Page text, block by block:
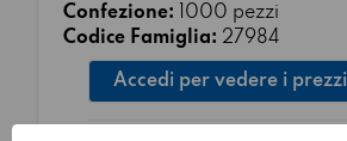
Confezione: 1000 pezzi
Codice Famiglia: 27984
Accedi per vedere i prezzi